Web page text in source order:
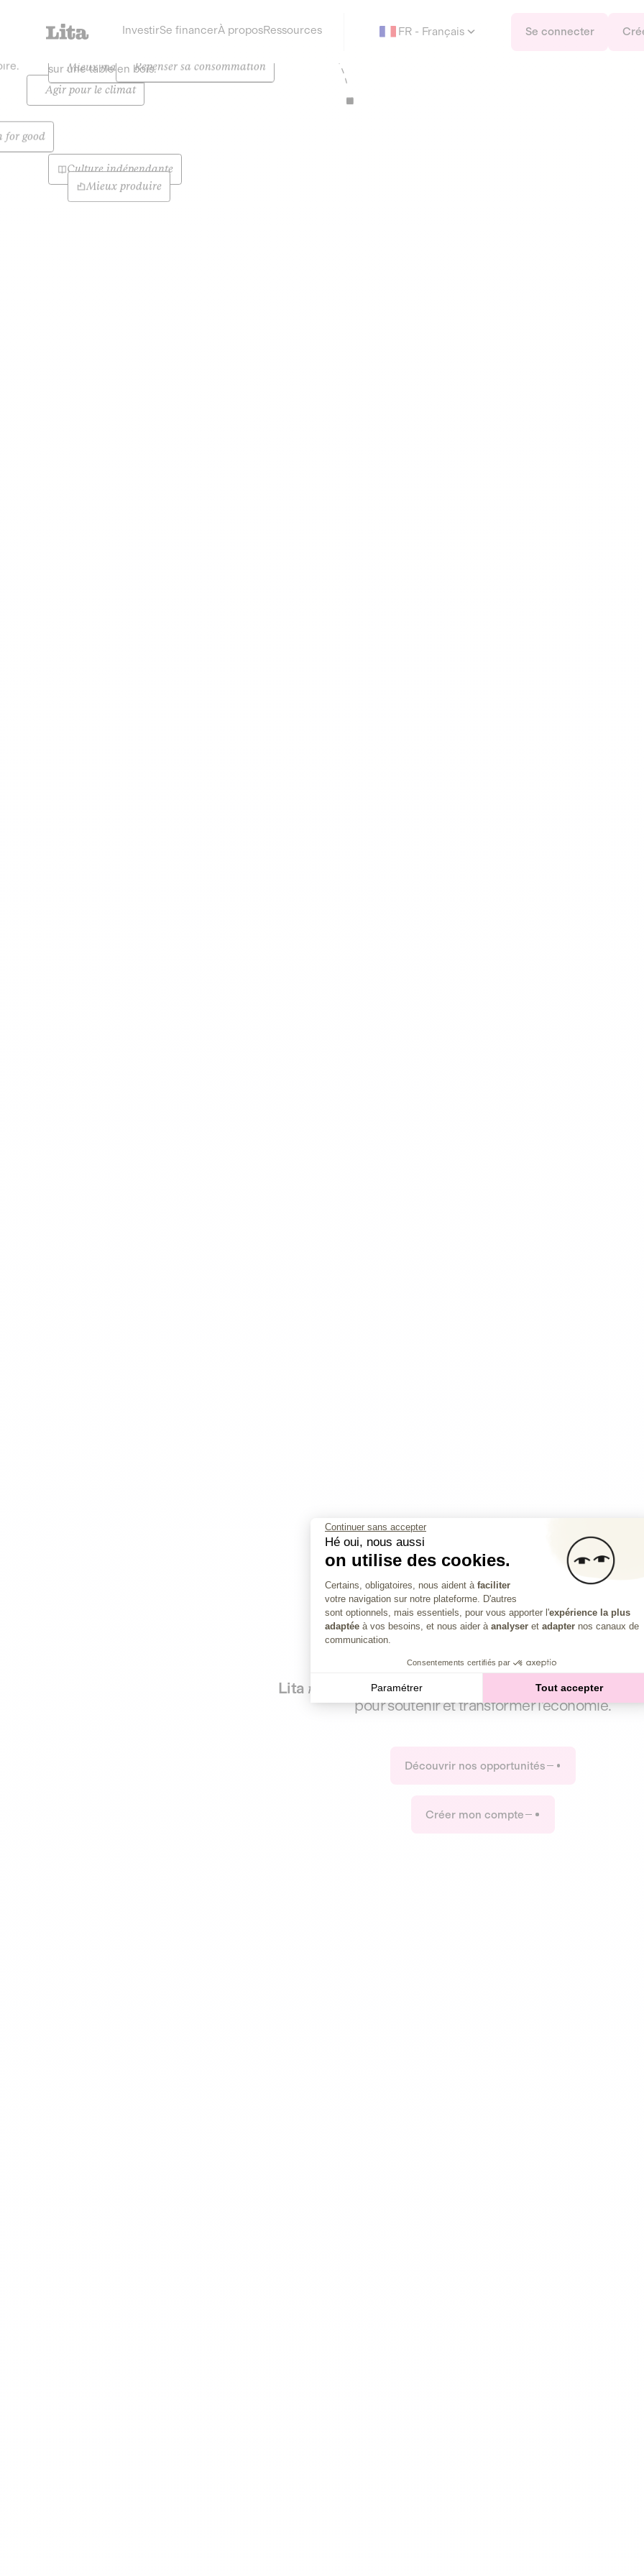
InvestirSe financerÀ proposRessources FR - Français Se connecter
Mieux produire
Culture indépendante
Repenser sa consommation
for good
Mieux manger
Agir pour le climat
Investir
au
sens propre
Lita n.f
Quand l’investissement devient votre voie la
pour soutenir et transformer l’économie.
Découvrir nos opportunités
Créer mon compte
Continuer sans accepter
Hé oui, nous aussi
on utilise des cookies.
Plateforme de Gestion du
Certains, obligatoires, nous aident à faciliter
votre navigation sur notre plateforme. D'autres
sont optionnels, mais essentiels, pour vous apporter l'expérience la plus
adaptée à vos besoins, et nous aider à analyser et adapter nos canaux de
communication.
Consentements certifiés par
Paramétrer Tout accepter
Axeptio consent